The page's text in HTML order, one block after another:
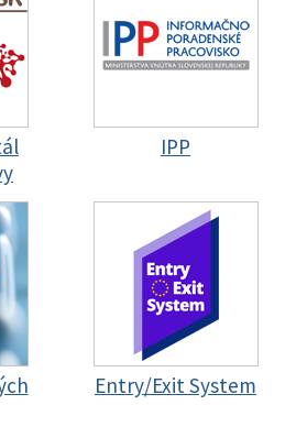
IPP
Entry/Exit System